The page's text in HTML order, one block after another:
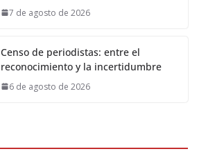
7 de agosto de 2026
Censo de periodistas: entre el
reconocimiento y la incertidumbre
6 de agosto de 2026